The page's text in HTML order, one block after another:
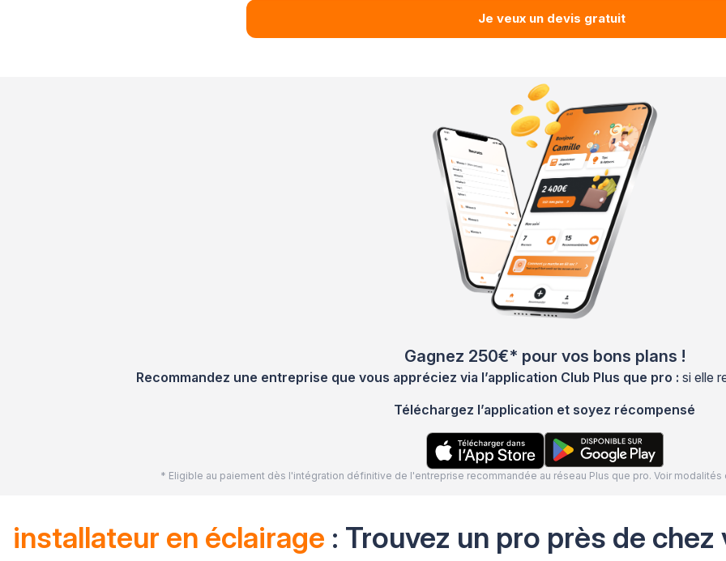
Je veux un devis gratuit
Gagnez 250€* pour vos bons plans !
Recommandez une entreprise que vous appréciez via l’application Club Plus que pro : si elle
Téléchargez l’application et soyez récompensé
* Eligible au paiement dès l'intégration définitive de l'entreprise recommandée au réseau Plus que pro. Voir
installateur en éclairage : Trouvez un pro près de chez